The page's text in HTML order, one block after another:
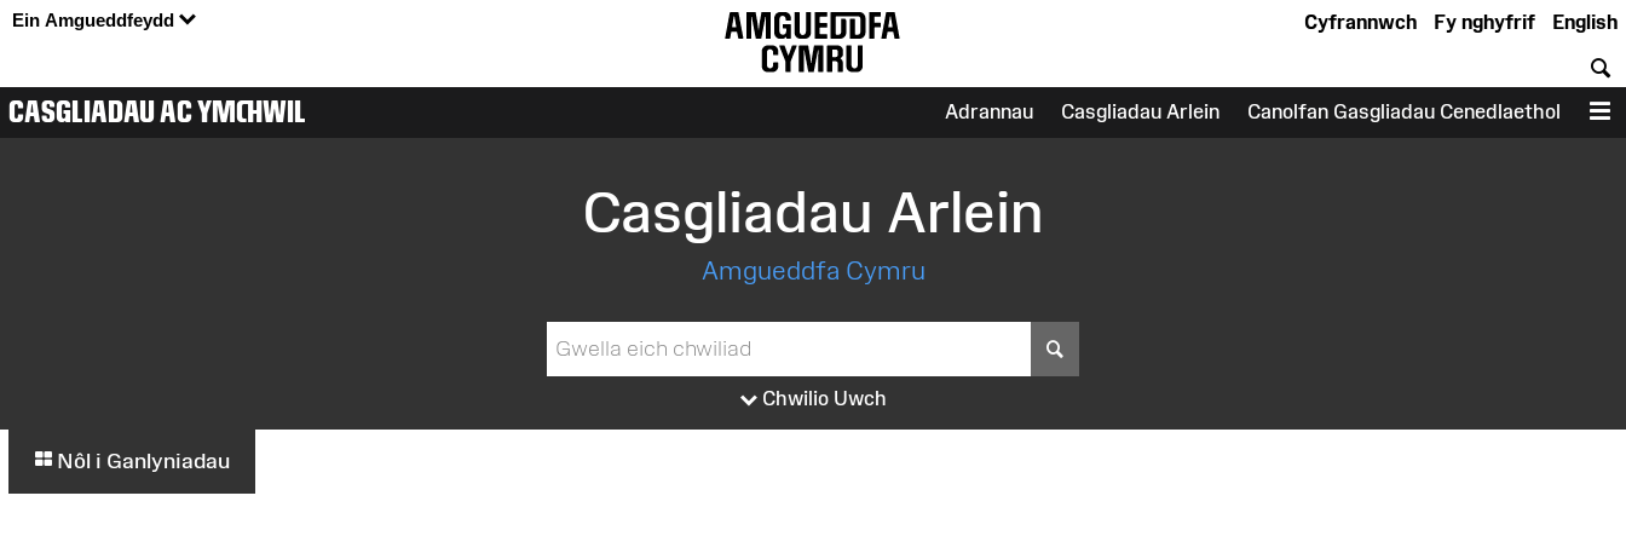
Ein Amgueddfeydd English
Fy nghyfrif
Cyfrannwch
CASGLIADAU AC YMCHWIL Adrannau Casgliadau Arlein Canolfan Gasgliadau Cenedlaethol
Casgliadau Arlein
Amgueddfa Cymru
Chwilio Uwch
Nôl i Ganlyniadau